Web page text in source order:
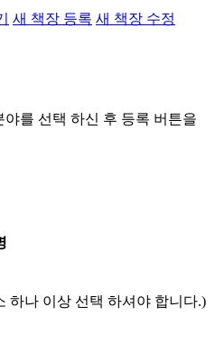
새 책장 등록 새 책장 수정
야를 선택 하신 후 등록 버튼을
하나 이상 선택 하셔야 합니다.)